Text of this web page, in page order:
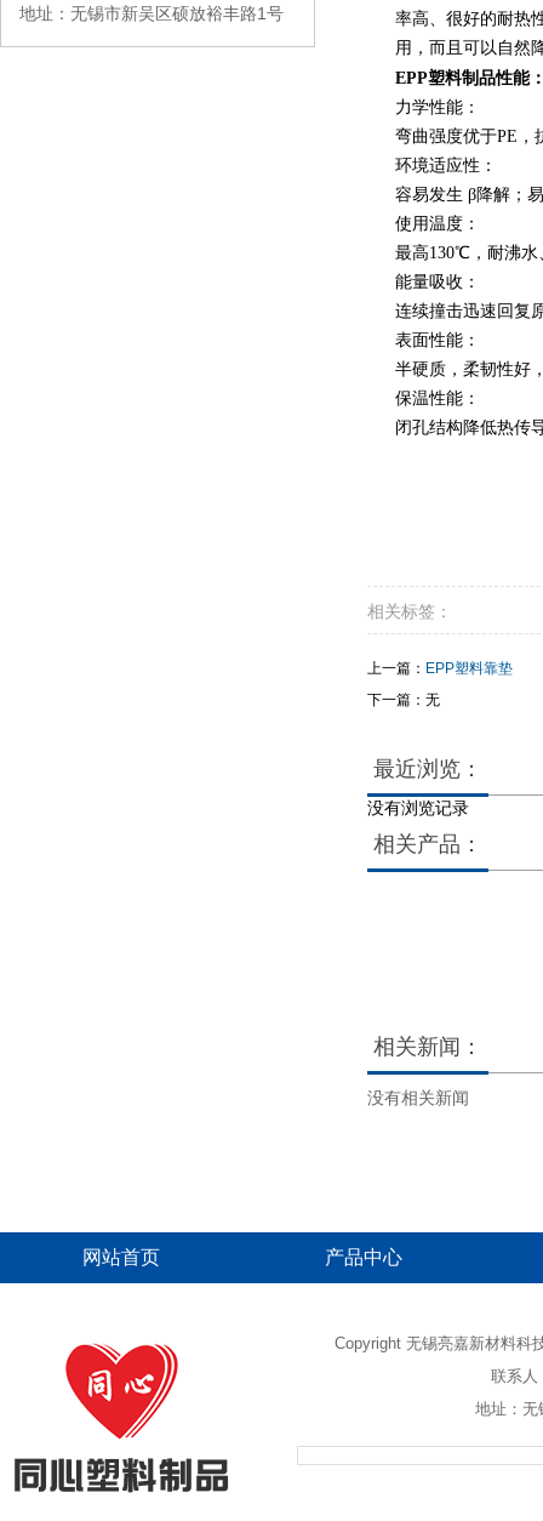
地址：无锡市新吴区硕放裕丰路1号
率高、很好的耐热
用，而且可以自然
EPP塑料制品性能
力学性能：
弯曲强度优于PE，
环境适应性：
容易发生 β降解；
使用温度：
最高130℃，耐沸水
能量吸收：
连续撞击迅速回复
表面性能：
半硬质，柔韧性好
保温性能：
闭孔结构降低热传
相关标签：
上一篇： EPP塑料靠垫
下一篇：无
最近浏览：
没有浏览记录
相关产品：
相关新闻：
没有相关新闻
网站首页 产品中心
Copyright 无锡亮嘉新材料科
联系人
地址：无